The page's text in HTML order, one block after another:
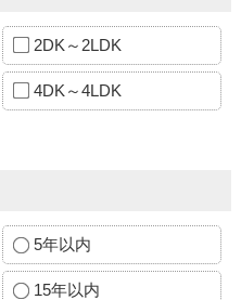
2DK～2LDK
4DK～4LDK
5年以内
15年以内